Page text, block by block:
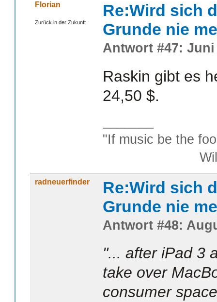
Florian
Zurück in der Zukunft
Re:Wird sich
Grunde nie
Antwort #47: Juni
Raskin gibt es
24,50 $.
"If music be the
William
radneuerfinder
Re:Wird sich
Grunde nie
Antwort #48:
"... after iPad 3
take over
consumer